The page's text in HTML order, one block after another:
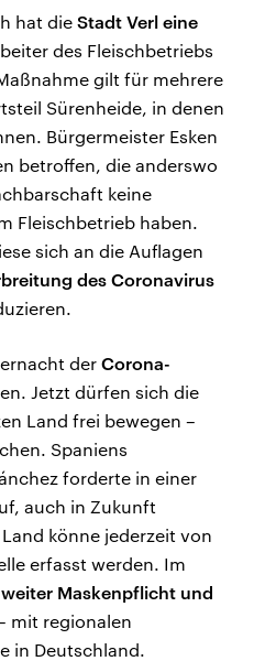
hat die Stadt Verl eine
des Fleischbetriebs
gilt für mehrere
Sürenheide, in denen
Bürgermeister Esken
betroffen, die anderswo
keine
Fleischbetrieb haben.
sich an die Auflagen
des Coronavirus
der Corona-
Jetzt dürfen sich die
Land frei bewegen –
Spaniens
forderte in einer
auch in Zukunft
könne jederzeit von
erfasst werden. Im
weiter Maskenpflicht und
mit regionalen
in Deutschland.